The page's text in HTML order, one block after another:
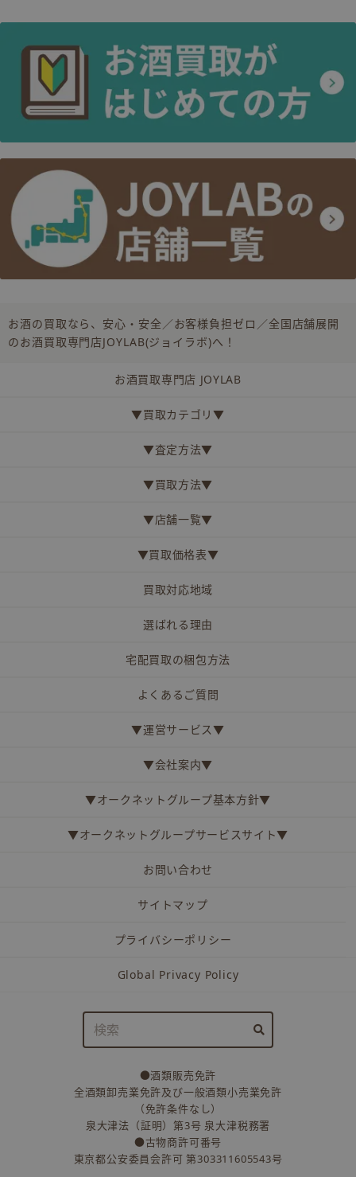
お酒の買取なら、安心・安全／お客様負担ゼロ／全国店舗展開
のお酒買取専門店JOYLAB(ジョイラボ)へ！
お酒買取専門店 JOYLAB
▼買取カテゴリ▼
▼査定方法▼
▼買取方法▼
▼店舗一覧▼
▼買取価格表▼
買取対応地域
選ばれる理由
宅配買取の梱包方法
よくあるご質問
▼運営サービス▼
▼会社案内▼
▼オークネットグループ基本方針▼
▼オークネットグループサービスサイト▼
お問い合わせ
サイトマップ
プライバシーポリシー
Global Privacy Policy
●酒類販売免許
全酒類卸売業免許及び一般酒類小売業免許
（免許条件なし）
泉大津法（証明）第3号 泉大津税務署
●古物商許可番号
東京都公安委員会許可 第303311605543号